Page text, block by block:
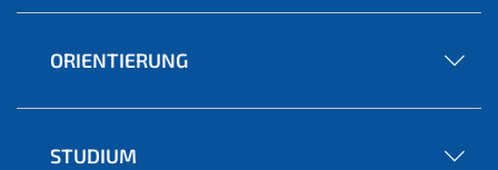
ORIENTIERUNG
STUDIUM